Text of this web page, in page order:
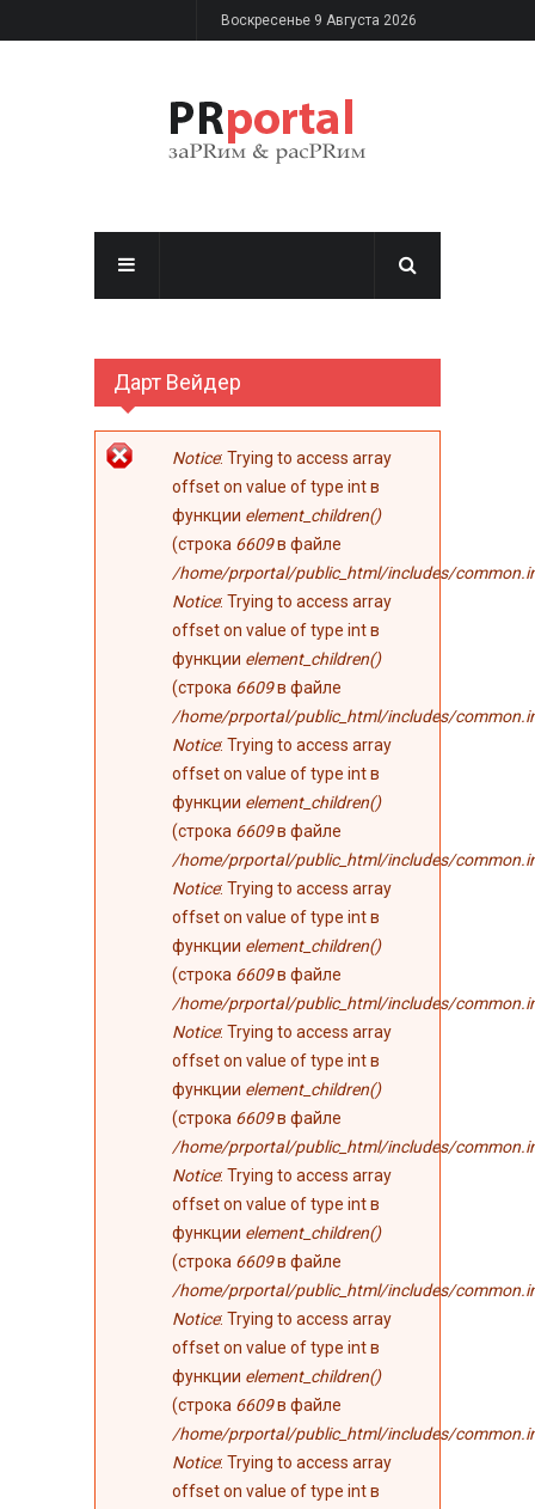
Перейти к основному содержаниюВоскресенье 9 Августа 2026
Дарт Вейдер
Сообщение об
ошибке
Notice: Trying to access array
offset on value of type int в
функции element_children()
(строка 6609в файле
/home/prportal/public_html/includes/
Notice: Trying to access array
offset on value of type int в
функции element_children()
(строка 6609в файле
/home/prportal/public_html/includes/
Notice: Trying to access array
offset on value of type int в
функции element_children()
(строка 6609в файле
/home/prportal/public_html/includes/
Notice: Trying to access array
offset on value of type int в
функции element_children()
(строка 6609в файле
/home/prportal/public_html/includes/
Notice: Trying to access array
offset on value of type int в
функции element_children()
(строка 6609в файле
/home/prportal/public_html/includes/
Notice: Trying to access array
offset on value of type int в
функции element_children()
(строка 6609в файле
/home/prportal/public_html/includes/
Notice: Trying to access array
offset on value of type int в
функции element_children()
(строка 6609в файле
/home/prportal/public_html/includes/
Notice: Trying to access array
offset on value of type int в